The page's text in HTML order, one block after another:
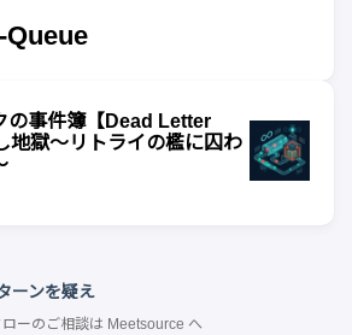
Queue
の事件簿【Dead Letter
地獄〜リトライの檻に囚わ
ーンを疑え
ーのご相談は Meetsource へ